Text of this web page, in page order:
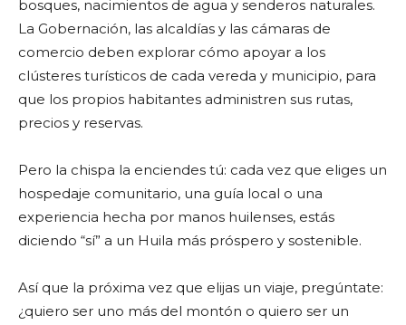
bosques, nacimientos de agua y senderos naturales.
La Gobernación, las alcaldías y las cámaras de
comercio deben explorar cómo apoyar a los
clústeres turísticos de cada vereda y municipio, para
que los propios habitantes administren sus rutas,
precios y reservas.
Pero la chispa la enciendes tú: cada vez que eliges un
hospedaje comunitario, una guía local o una
experiencia hecha por manos huilenses, estás
diciendo “sí” a un Huila más próspero y sostenible.
Así que la próxima vez que elijas un viaje, pregúntate:
¿quiero ser uno más del montón o quiero ser un